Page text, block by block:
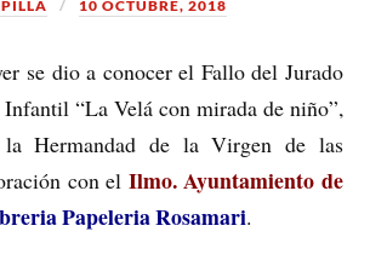
10 OCTUBRE, 2018
se dio a conocer el Fallo del Jurado
“La Velá con mirada de niño”,
la Hermandad de la Virgen de las
con el Ilmo. Ayuntamiento de
Papeleria Rosamari.